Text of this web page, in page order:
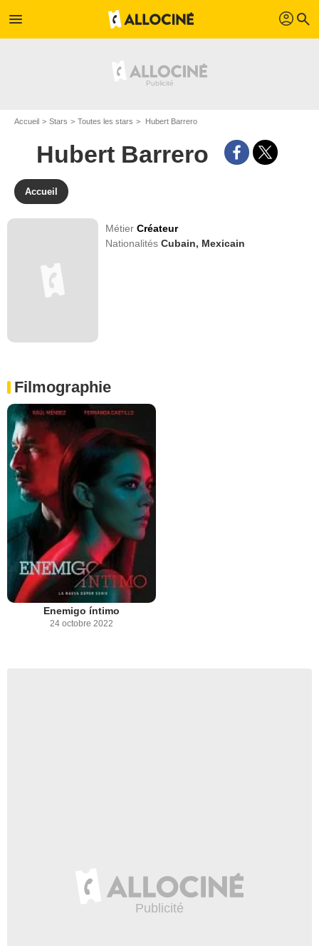
menu profil search
Accueil Stars Toutes les stars Hubert Barrero
Hubert Barrero
Accueil
MétierCréateur
NationalitésCubain, Mexicain
Filmographie
Enemigo íntimo
24 octobre 2022